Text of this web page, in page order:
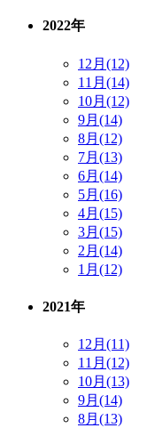
2022年
12月(12)
11月(14)
10月(12)
9月(14)
8月(12)
7月(13)
6月(14)
5月(16)
4月(15)
3月(15)
2月(14)
1月(12)
2021年
12月(11)
11月(12)
10月(13)
9月(14)
8月(13)